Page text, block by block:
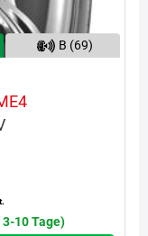
B (69)
10 Tage)